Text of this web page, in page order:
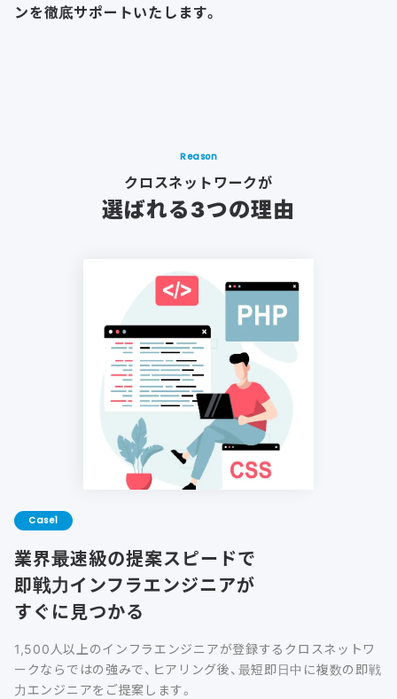
ンを徹底サポートいたします。
Reason
クロスネットワークが
選ばれる3つの理由
Case
業界最速級の提案スピードで
即戦力インフラエンジニアが
すぐに見つかる
1,500人以上のインフラエンジニアが登録するクロスネットワ
ークならではの強みで、ヒアリング後、最短即日中に複数の即戦
力エンジニアをご提案します。